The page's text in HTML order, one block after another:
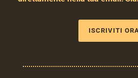
ISCRIVITI